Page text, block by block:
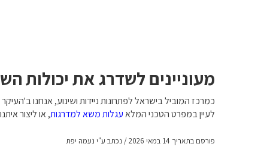
מעוניינים לשדרג את יכולות
לעיין במפרט הטכני המלאעגלות משא למדרגות, או ליצור
פורסם בתאריך 14 במאי 2026 / נכתב ע"י נעמה יפת